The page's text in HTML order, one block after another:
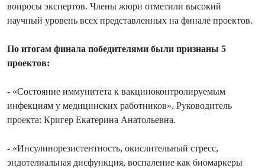
вопросы экспертов. Члены жюри отметили высокий
научный уровень всех представленных на финале проектов.
По итогам финала победителями были признаны 5
проектов:
- «Состояние иммунитета к вакциноконтролируемым
инфекциям у медицинских работников». Руководитель
проекта: Кригер Екатерина Анатольевна.
- «Инсулинорезистентность, окислительный стресс,
эндотелиальная дисфункция, воспаление как биомаркеры